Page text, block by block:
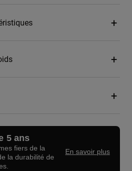
5 ans
fiers de la
la durabilité de
En savoir plus